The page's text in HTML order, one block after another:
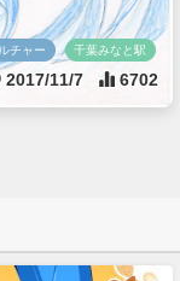
チャー 千葉みなと駅
2017/11/7 6702